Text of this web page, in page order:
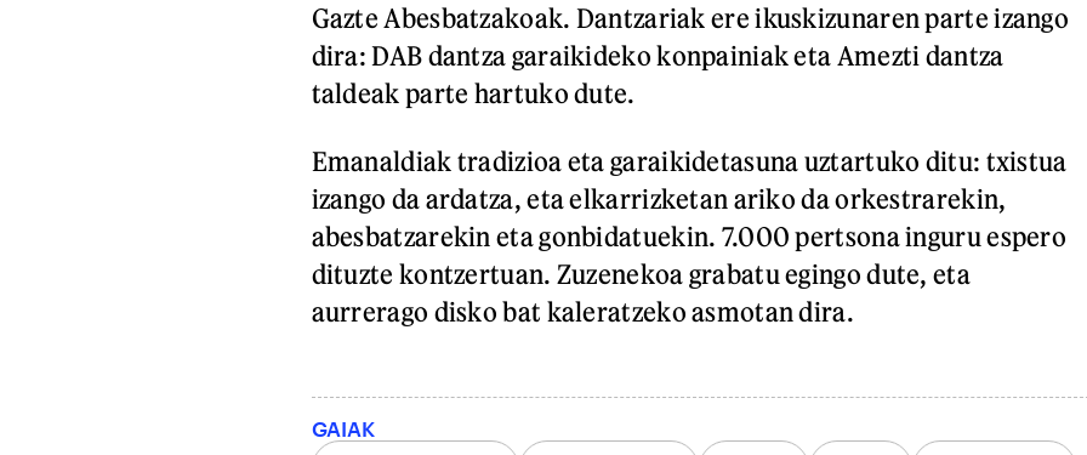
Gazte Abesbatzakoak. Dantzariak ere ikuskizunaren parte izango
dira: DAB dantza garaikideko konpainiak eta Amezti dantza
taldeak parte hartuko dute.
Emanaldiak tradizioa eta garaikidetasuna uztartuko ditu: txistua
izango da ardatza, eta elkarrizketan ariko da orkestrarekin,
abesbatzarekin eta gonbidatuekin. 7.000 pertsona inguru espero
dituzte kontzertuan. Zuzenekoa grabatu egingo dute, eta
aurrerago disko bat kaleratzeko asmotan dira.
GAIAK